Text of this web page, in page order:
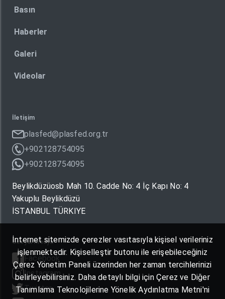
Basın
Haberler
Galeri
Videolar
İletişim
plasfed@plasfed.org.tr
+902128754095
+902128754095
Beylikdüzüosb Mah 10. Cadde No: 4 İç Kapı No: 4
Yakuplu Beylikdüzü
İSTANBUL TÜRKIYE
Sosyal Medya
Facebook
Instagram
Twitter
İnternet sitemizde çerezler vasıtasıyla kişisel verileriniz
işlenmektedir. Kişiselleştir butonu ile erişebileceğiniz
Çerez Yönetim Paneli üzerinden her zaman tercihlerinizi
belirleyebilirsiniz. Daha detaylı bilgi için Çerez ve Diğer
Tanımlama Teknolojilerine Yönelik Aydınlatma Metni'ni